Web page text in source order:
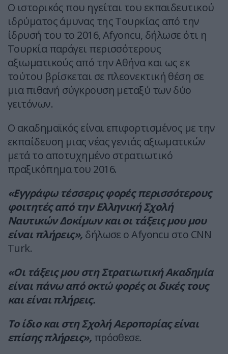
Ο ιστορικός που ηγείται του εκπαιδευτικού
ιδρύματος άμυνας της Τουρκίας από την
ίδρυσή του το 2016, Afyoncu, δήλωσε ότι η
Τουρκία παράγει περισσότερους
αξιωματικούς από την Αθήνα και ως εκ
τούτου βρίσκεται σε πλεονεκτική θέση σε
μια πιθανή σύγκρουση μεταξύ των δύο
γειτόνων.
Ο ακαδημαϊκός είναι επιφορτισμένος με την
εκπαίδευση μιας νέας γενιάς αξιωματικών
μετά το αποτυχημένο στρατιωτικό
πραξικόπημα του 2016.
«Εγγράφω τέσσερις φορές περισσότερους
φοιτητές από την Ελληνική Σχολή
Ναυτικών Δοκίμων και οι τάξεις μου μου
είναι πλήρεις», δήλωσε ο Afyoncu στο CNN
Turk.
«Οι τάξεις μου στη Στρατιωτική Ακαδημία
είναι πάνω από οκτώ φορές οι δικές τους
και είναι πλήρεις.
Το ίδιο και στη Σχολή Αεροπορίας είναι
επίσης πλήρεις», πρόσθεσε.